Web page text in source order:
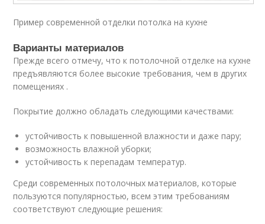
Пример современной отделки потолка на кухне
Варианты материалов
Прежде всего отмечу, что к потолочной отделке на кухне
предъявляются более высокие требования, чем в других
помещениях .
Покрытие должно обладать следующими качествами:
устойчивость к повышенной влажности и даже пару;
возможность влажной уборки;
устойчивость к перепадам температур.
Среди современных потолочных материалов, которые
пользуются популярностью, всем этим требованиям
соответствуют следующие решения: